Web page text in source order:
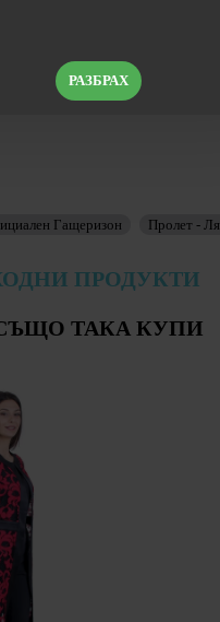
РАЗБРАХ
на
сте харесали.
да
заменитепродукта с друг
Гащеризон Пролет -
ПРОДУКТИ
ТАКА КУПИ